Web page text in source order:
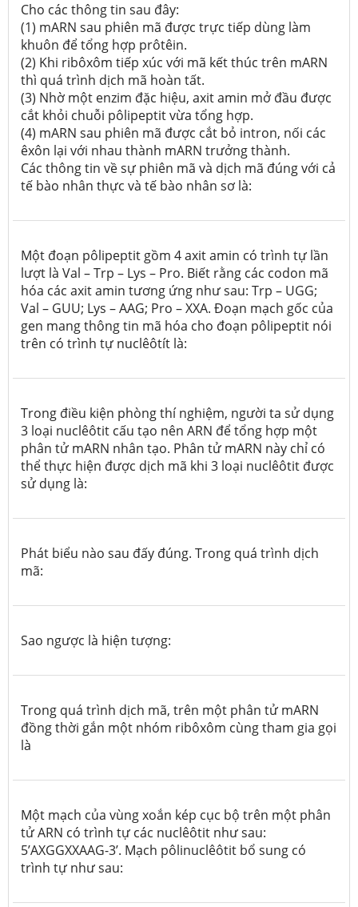
Cho các thông tin sau đây:
(1) mARN sau phiên mã được trực tiếp dùng làm
khuôn để tổng hợp prôtêin.
(2) Khi ribôxôm tiếp xúc với mã kết thúc trên mARN
thì quá trình dịch mã hoàn tất.
(3) Nhờ một enzim đặc hiệu, axit amin mở đầu được
cắt khỏi chuỗi pôlipeptit vừa tổng hợp.
(4) mARN sau phiên mã được cắt bỏ intron, nối các
êxôn lại với nhau thành mARN trưởng thành.
Các thông tin về sự phiên mã và dịch mã đúng với cả
tế bào nhân thực và tế bào nhân sơ là:
Một đoạn pôlipeptit gồm 4 axit amin có trình tự lần
lượt là Val – Trp – Lys – Pro. Biết rằng các codon mã
hóa các axit amin tương ứng như sau: Trp – UGG;
Val – GUU; Lys – AAG; Pro – XXA. Đoạn mạch gốc của
gen mang thông tin mã hóa cho đoạn pôlipeptit nói
trên có trình tự nuclêôtít là:
Trong điều kiện phòng thí nghiệm, người ta sử dụng
3 loại nuclêôtit cấu tạo nên ARN để tổng hợp một
phân tử mARN nhân tạo. Phân tử mARN này chỉ có
thể thực hiện được dịch mã khi 3 loại nuclêôtit được
sử dụng là:
Phát biểu nào sau đấy đúng. Trong quá trình dịch
mã:
Sao ngược là hiện tượng:
Trong quá trình dịch mã, trên một phân tử mARN
đồng thời gắn một nhóm ribôxôm cùng tham gia gọi
là
Một mạch của vùng xoắn kép cục bộ trên một phân
tử ARN có trình tự các nuclêôtit như sau:
5’AXGGXXAAG-3’. Mạch pôlinuclêôtit bổ sung có
trình tự như sau: